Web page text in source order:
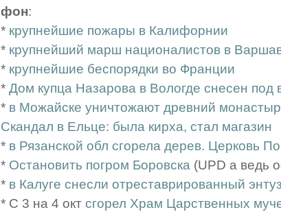
фон:
* крупнейшие пожары в Калифорнии
* крупнейший марш националистов в
* крупнейшие беспорядки во Франции
* Дом купца Назарова в Вологде снесен под
* в Можайске уничтожают древний
Скандал в Ельце: была кирха, стал магазин
* в Рязанской обл сгорела дерев. Церковь
* Остановить погром Боровска (UPD а ведь
* в Калуге снесли отреставрированный
* С 3 на 4 окт сгорел Храм Царственных